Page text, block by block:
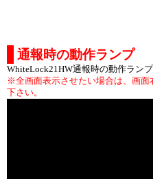
通報時の動作ランプ
WhiteLock21HW通報時の動作ランプ
※全画面表示させたい場合は、画面
下さい。